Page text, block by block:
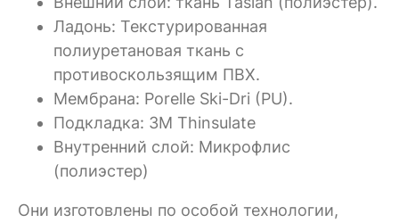
Ладонь: Текстурированная
полиуретановая ткань с
противоскользящим ПВХ.
Мембрана: Porelle Ski-Dri (PU).
Подкладка: 3M Thinsulate
Внутренний слой: Микрофлис
(полиэстер)
Они изготовлены по особой технологии,